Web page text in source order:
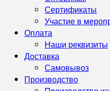
Сертификаты
Участие в
Оплата
Наши реквизиты
Доставка
Самовывоз
Производство